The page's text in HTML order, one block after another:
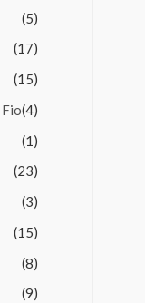
(5)
(17)
(15)
(4)
(1)
(23)
(3)
(15)
(8)
(9)